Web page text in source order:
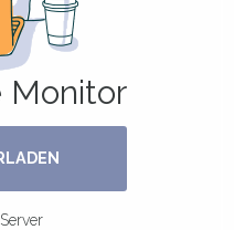
Monitor